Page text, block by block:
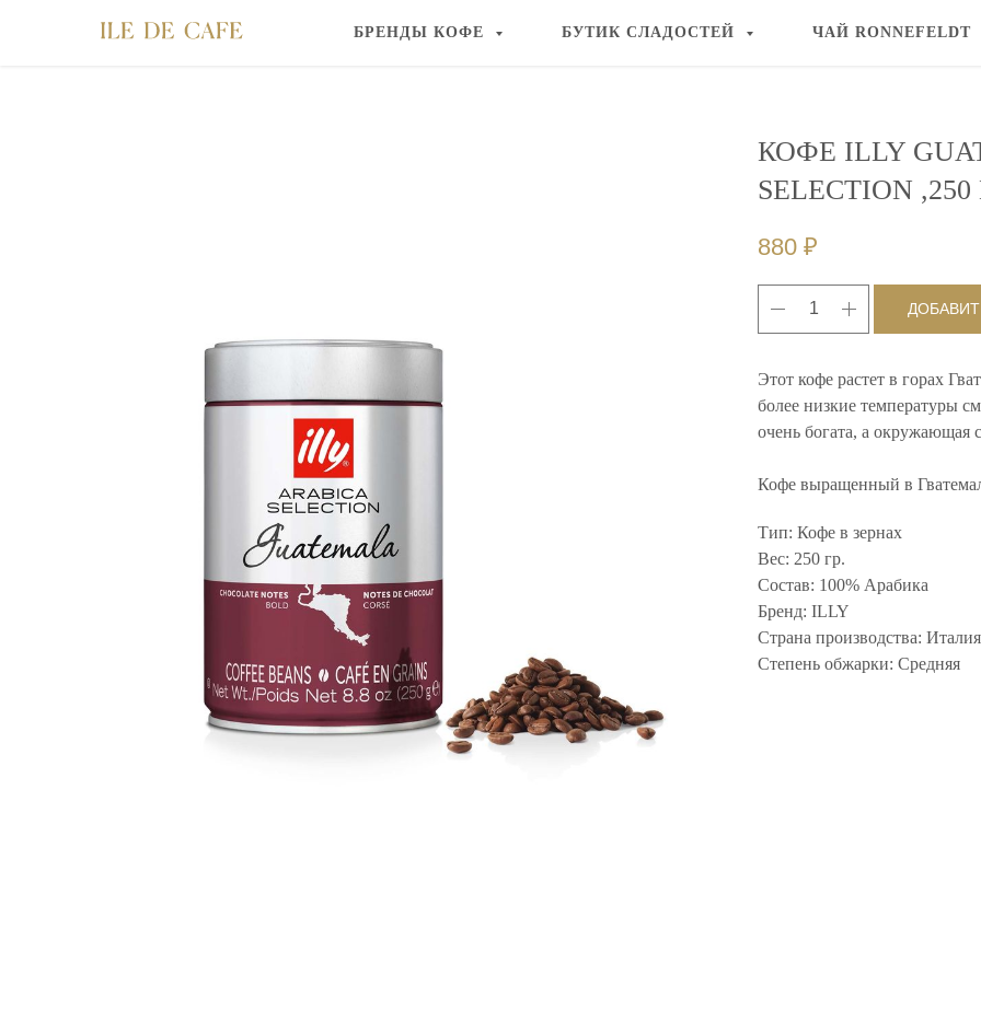
БРЕНДЫ КОФЕ БУТИК СЛАДОСТЕЙ ЧАЙ RONNEFELDT
КОФЕ ILLY
SELECTION ,250
880 ₽
Этот кофе растет в горах
более низкие температуры
очень богата, а окружающая
Кофе выращенный в
Тип: Кофе в зернах
Вес: 250 гр.
Состав: 100% Арабика
Бренд: ILLY
Страна производства: Италия
Степень обжарки: Средняя